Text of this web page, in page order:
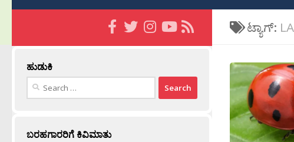
ಟ್ಯಾಗ್:
ಹುಡುಕಿ
Search
ಬರಹಗಾರರಿಗೆ ಕಿವಿಮಾತು